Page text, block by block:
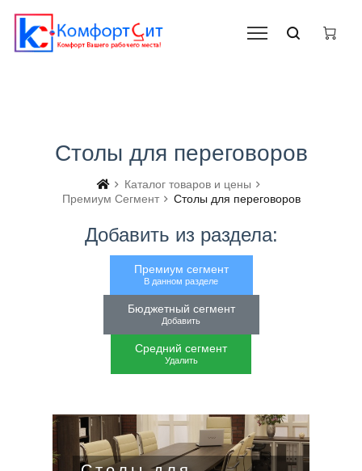
Столы для переговоров
Каталог товаров и цены
Премиум Сегмент
Столы для переговоров
Добавить из раздела:
Премиум сегмент
В данном разделе
Бюджетный сегмент
Добавить
Средний сегмент
Удалить